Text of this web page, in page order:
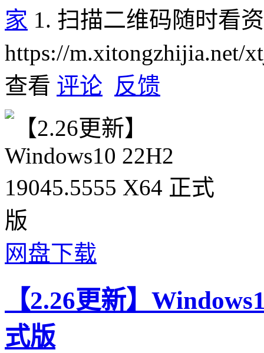
家 1. 扫描二维码随时看
https://m.xitongzhijia.net/
查看 评论 反馈
网盘下载
【2.26更新】
式版